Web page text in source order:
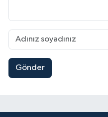
Gönder